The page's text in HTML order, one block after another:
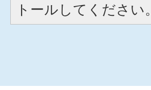
トールしてください。